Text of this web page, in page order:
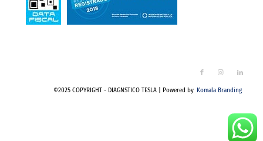
©2025 COPYRIGHT - DIAGNSTICO TESLA | Powered by Komala Branding